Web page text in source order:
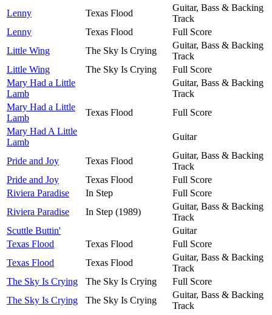
Lenny Texas Flood
Guitar, Bass & Backing
Track
Lenny
Texas Flood
Full Score
Little Wing
The Sky Is Crying
Guitar, Bass & Backing
Track
Little Wing
The Sky Is Crying
Full Score
Mary Had a Little
Lamb
Guitar, Bass & Backing
Track
Mary Had a Little
Lamb
Texas Flood
Full Score
Mary Had A Little
Lamb
Guitar
Pride and Joy Texas Flood
Guitar, Bass & Backing
Track
Pride and Joy
Texas Flood
Full Score
Riviera Paradise
In Step
Full Score
Riviera Paradise
In Step (1989)
Guitar, Bass & Backing
Track
Scuttle Buttin'
Guitar
Texas Flood
Texas Flood
Full Score
Texas Flood
Texas Flood
Guitar, Bass & Backing
Track
The Sky Is Crying
The Sky Is Crying
Full Score
The Sky Is Crying
The Sky Is Crying
Guitar, Bass & Backing
Track